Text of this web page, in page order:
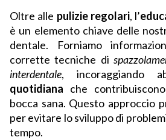
Oltre alle pulizie regolari, l’
è un elemento chiave delle
dentale. Forniamo
corrette tecniche di
interdentale, incoraggiando
quotidiana che
bocca sana. Questo approccio
per evitare lo sviluppo di
tempo.